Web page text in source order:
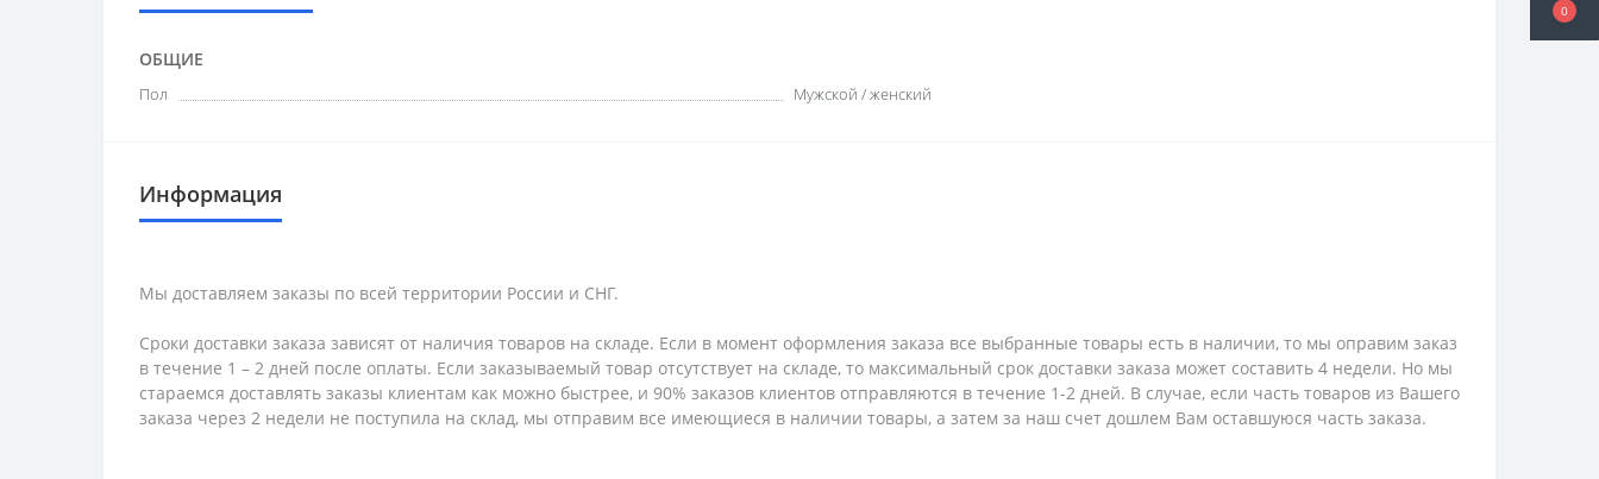
0
ОБЩИЕ
Пол Мужской / женский
Информация
Мы доставляем заказы по всей территории России и СНГ.
Сроки доставки заказа зависят от наличия товаров на складе. Если в момент оформления заказа все выбранные товары есть в наличии, то мы оправим заказ
в течение 1 – 2 дней после оплаты. Если заказываемый товар отсутствует на складе, то максимальный срок доставки заказа может составить 4 недели. Но мы
стараемся доставлять заказы клиентам как можно быстрее, и 90% заказов клиентов отправляются в течение 1-2 дней. В случае, если часть товаров из Вашего
заказа через 2 недели не поступила на склад, мы отправим все имеющиеся в наличии товары, а затем за наш счет дошлем Вам оставшуюся часть заказа.